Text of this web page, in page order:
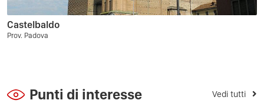
Castelbaldo
Prov. Padova
Punti di interesse Vedi tutti